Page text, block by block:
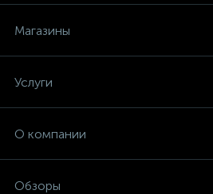
Магазины
Услуги
О компании
Обзоры